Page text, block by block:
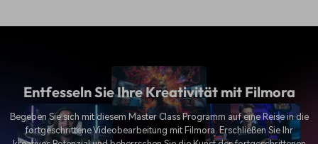
Entfesseln Sie Ihre Kreativität mit Filmora
Begeben Sie sich mit diesem Master Class Programm auf eine Reise in die
fortgeschrittene Videobearbeitung mit Filmora. Erschließen Sie Ihr